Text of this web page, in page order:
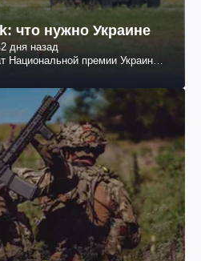
что нужно Украине
2 дня назад
Национальной премии Украины